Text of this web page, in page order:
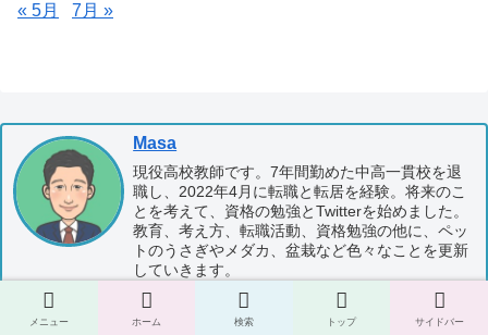
« 5月 7月 »
Masa
現役高校教師です。7年間勤めた中高一貫校を退
職し、2022年4月に転職と転居を経験。将来のこ
とを考えて、資格の勉強とTwitterを始めました。
教育、考え方、転職活動、資格勉強の他に、ペッ
トのうさぎやメダカ、盆栽など色々なことを更新
していきます。
メニュー ホーム 検索 トップ サイドバー